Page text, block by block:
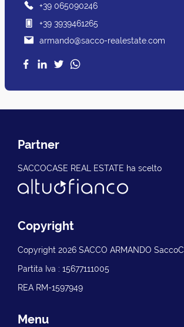
+39 065090246
+39 3939461265
armando@sacco-realestate.com
Partner
SACCOCASE REAL ESTATE ha scelto
Copyright
Copyright 2026 SACCO ARMANDO
Partita Iva : 15677111005
REA RM-1597949
Menu